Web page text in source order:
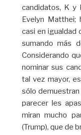
candidatos, K y
Evelyn Matthei;
casi en igualdad
sumando más
Considerando
nominar sus
tal vez mayor,
sólo
parecer les
miran mucho
(Trump), que de